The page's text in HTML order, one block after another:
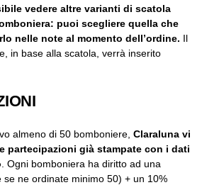
vedere altre varianti di scatola
puoi scegliere quella che
nelle note al momento dell’ordine. Il
in base alla scatola, verrà inserito
almeno di 50 bomboniere, Claraluna vi
partecipazioni già stampate con i dati
. Ogni bomboniera ha diritto ad una
se ne ordinate minimo 50) + un 10%